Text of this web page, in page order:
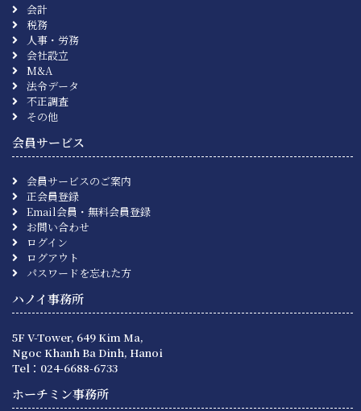
会計
税務
人事・労務
会社設立
M&A
法令データ
不正調査
その他
会員サービス
会員サービスのご案内
正会員登録
Email会員・無料会員登録
お問い合わせ
ログイン
ログアウト
パスワードを忘れた方
ハノイ事務所
5F V-Tower, 649 Kim Ma,
Ngoc Khanh Ba Dinh, Hanoi
Tel：024-6688-6733
ホーチミン事務所